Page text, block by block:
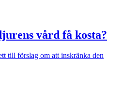
vård få kosta?
till förslag om att inskränka den